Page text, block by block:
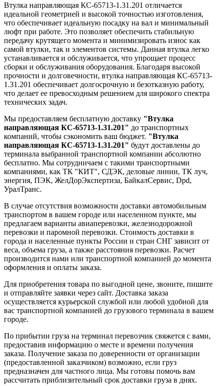
Втулка направляющая КС-65713-1.31.201 отличается
идеальной геометрией и высокой точностью изготовления,
что обеспечивает идеальную посадку на вал и минимальный
люфт при работе. Это позволяет обеспечить стабильную
передачу крутящего момента и минимизировать износ как
самой втулки, так и элементов системы. Данная втулка легко
устанавливается и обслуживается, что упрощает процесс
сборки и обслуживания оборудования. Благодаря высокой
прочности и долговечности, втулка направляющая КС-65713-
1.31.201 обеспечивает долгосрочную и безотказную работу,
что делает ее превосходным решением для широкого спектра
технических задач.
Мы предоставляем бесплатную доставку "Втулка
направляющая КС-65713-1.31.201" до транспортных
компаний, чтобы сэкономить ваш бюджет. "Втулка
направляющая КС-65713-1.31.201" будут доставлены до
терминала выбранной транспортной компании абсолютно
бесплатно. Мы сотрудничаем с такими транспортными
компаниями, как ТК "КИТ", СДЭК, деловые линии, ТК луч,
энергия, ПЭК, ЖелДорЭкспертиза, БайкалСервис, Dpd,
УралТранс.
В случае отсутствия возможности доставки автомобильным
транспортом в вашем городе или населенном пункте, мы
предлагаем варианты авиаперевозки, железнодорожной
перевозки и паромной перевозки. Стоимость доставки в
города и населенные пункты России и стран СНГ зависит от
веса, объема груза, а также расстояния перевозки. Расчет
производится нами или транспортной компанией до момента
оформления и оплаты заказа.
Для приобретения товара по выгодной цене, звоните, пишите
и отправляйте заявки через сайт. Доставка заказа
осуществляется курьерской службой или любой удобной для
вас транспортной компанией до грузового терминала в вашем
городе.
По прибытии груза на терминал перевозчик свяжется с вами,
предоставив информацию о месте и времени получения
заказа. Получение заказа по доверенности от организации
(предоставленной заказчиком) возможно, если груз
предназначен для частного лица. Мы готовы помочь вам
рассчитать приблизительный срок доставки груза в днях.